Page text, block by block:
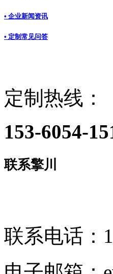
• 企业新闻资讯
• 定制常见问答
定制热线：
153-6054-
联系擎川
联系电话：